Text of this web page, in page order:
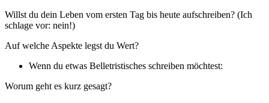
Willst du dein Leben vom ersten Tag bis heute aufschreiben? (Ich
schlage vor: nein!)
Auf welche Aspekte legst du Wert?
Wenn du etwas Belletristisches schreiben möchtest:
Worum geht es kurz gesagt?